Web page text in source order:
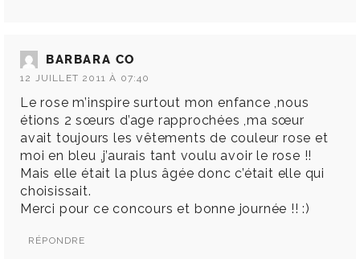
BARBARA CO
12 JUILLET 2011 À 07:40
Le rose m’inspire surtout mon enfance ,nous
étions 2 sœurs d’age rapprochées ,ma sœur
avait toujours les vêtements de couleur rose et
moi en bleu ,j’aurais tant voulu avoir le rose !!
Mais elle était la plus âgée donc c’était elle qui
choisissait.
Merci pour ce concours et bonne journée !! :)
RÉPONDRE